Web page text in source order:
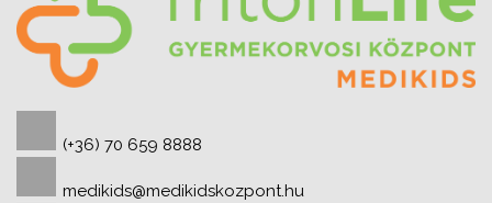
(+36) 70 659 8888
medikids@medikidskozpont.hu